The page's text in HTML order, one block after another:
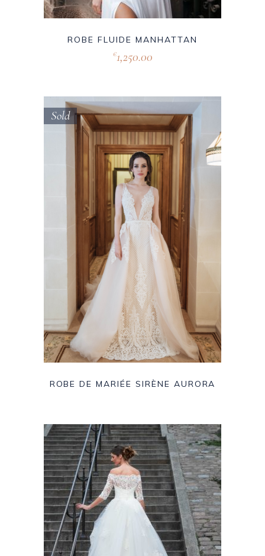
ROBE FLUIDE MANHATTAN
€1,250.00
Sold
ROBE DE MARIÉE SIRÈNE AURORA